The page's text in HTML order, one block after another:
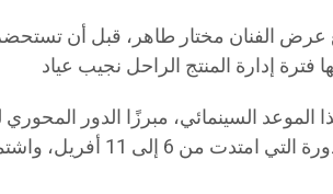
الفنان مختار طاهر، قبل أن
السينمائي، مبرزًا الدور
المشاركين، إلى جانب دعم